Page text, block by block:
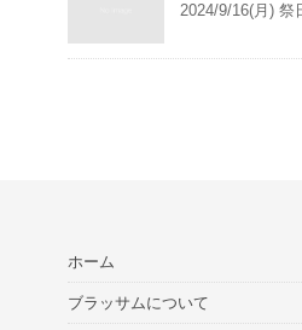
2024/9/16(月) 祭
ホーム
ブラッサムについて